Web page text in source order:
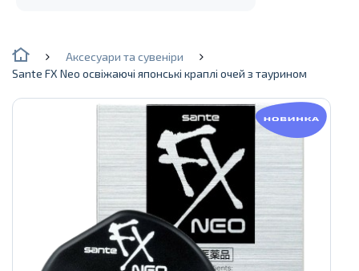
Аксесуари та сувеніри
Sante FX Neo освіжаючі японські краплі очей з таурином